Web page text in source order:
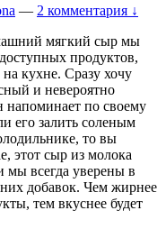
— 2 комментария ↓
мягкий сыр мы
продуктов,
кухне. Сразу хочу
и невероятно
по своему
его залить соленым
то вы
этот сыр из молока
мы всегда уверены в
добавок. Чем жирнее
тем вкуснее будет